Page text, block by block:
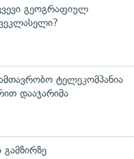
გეოგრაფიულ
ტელეკომპანია
დააჯარიმა